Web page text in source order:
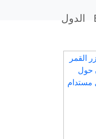
الدول